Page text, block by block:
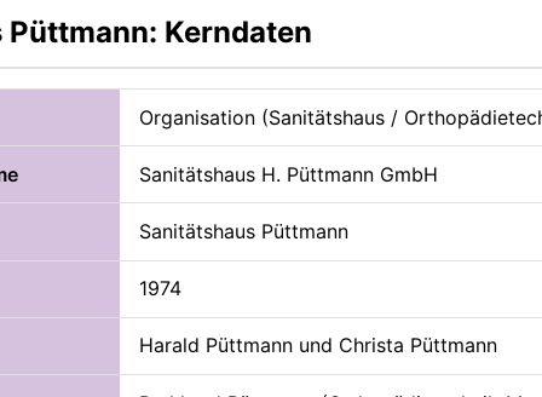
Kerndaten
Organisation (Sanitätshaus /
Sanitätshaus H. Püttmann GmbH
Sanitätshaus Püttmann
1974
Harald Püttmann und Christa Püttmann